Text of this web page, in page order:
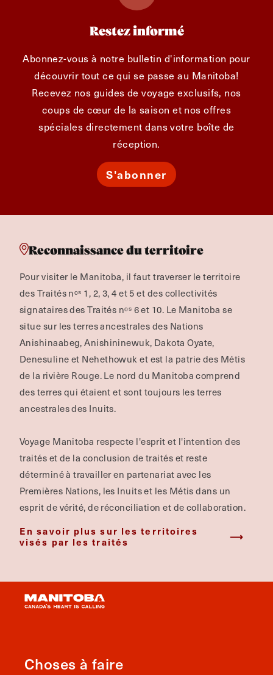
Restez informé
Abonnez-vous à notre bulletin d'information pour
découvrir tout ce qui se passe au Manitoba!
Recevez nos guides de voyage exclusifs, nos
coups de cœur de la saison et nos offres
spéciales directement dans votre boîte de
réception.
S'abonner
Reconnaissance du territoire
Pour visiter le Manitoba, il faut traverser le territoire
des Traités nᵒˢ 1, 2, 3, 4 et 5 et des collectivités
signataires des Traités nᵒˢ 6 et 10. Le Manitoba se
situe sur les terres ancestrales des Nations
Anishinaabeg, Anishininewuk, Dakota Oyate,
Denesuline et Nehethowuk et est la patrie des Métis
de la rivière Rouge.Le nord du Manitoba comprend
des terres qui étaient et sont toujours les terres
ancestrales des Inuits.
Voyage Manitoba respecte l'esprit et l'intention des
traités et de la conclusion de traités et reste
déterminé à travailler en partenariat avec les
Premières Nations, les Inuits et les Métis dans un
esprit de vérité, de réconciliation et de collaboration.
En savoir plus sur les territoires
visés par les traités
Choses à faire